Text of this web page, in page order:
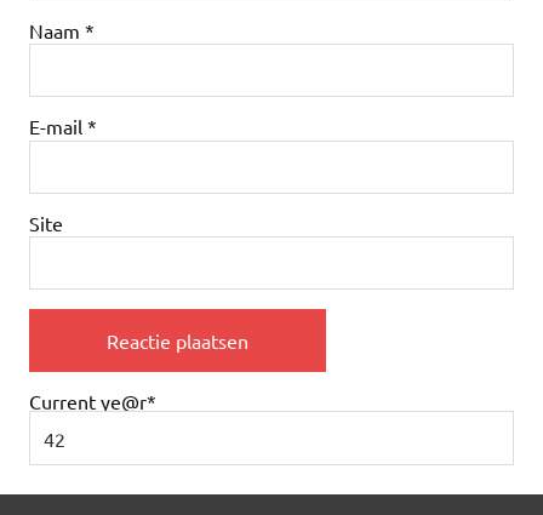
Naam *
E-mail *
Site
Current ye@r*